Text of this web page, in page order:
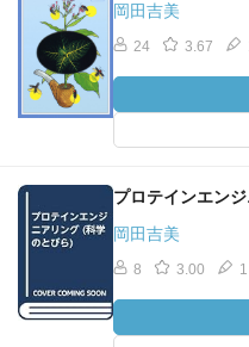
岡田吉美
24 3.67
プロテインエン
岡田吉美
8 3.00 1